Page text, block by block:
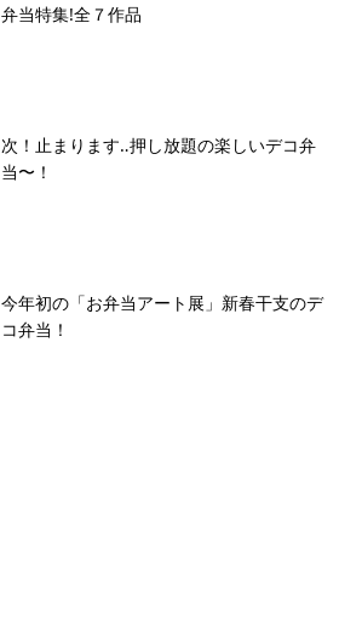
弁当特集!全７作品
次！止まります‥押し放題の楽しいデコ弁
当〜！
今年初の「お弁当アート展」新春干支のデ
コ弁当！